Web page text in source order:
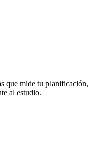
que mide tu planificación,
al estudio.